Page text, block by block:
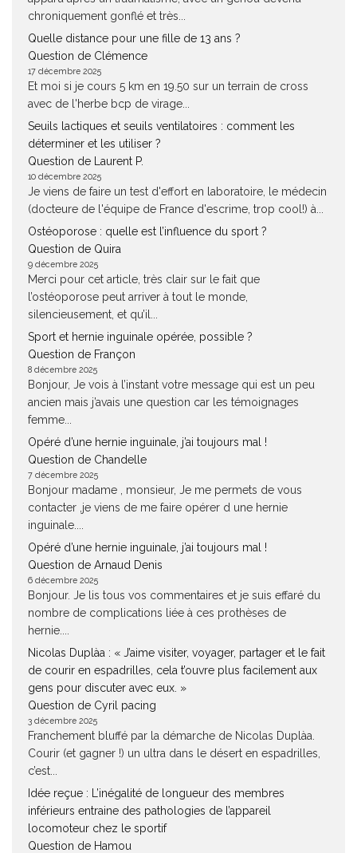
chroniquement gonflé et très...
Quelle distance pour une fille de 13 ans ?
Question de Clémence
17 décembre 2025
Et moi si je cours 5 km en 19.50 sur un terrain de cross
avec de l'herbe bcp de virage...
Seuils lactiques et seuils ventilatoires : comment les
déterminer et les utiliser ?
Question de Laurent P.
10 décembre 2025
Je viens de faire un test d'effort en laboratoire, le médecin
(docteure de l'équipe de France d'escrime, trop cool!) à...
Ostéoporose : quelle est l’influence du sport ?
Question de Quira
9 décembre 2025
Merci pour cet article, très clair sur le fait que
l’ostéoporose peut arriver à tout le monde,
silencieusement, et qu’il...
Sport et hernie inguinale opérée, possible ?
Question de Françon
8 décembre 2025
Bonjour, Je vois à l’instant votre message qui est un peu
ancien mais j’avais une question car les témoignages
femme...
Opéré d’une hernie inguinale, j’ai toujours mal !
Question de Chandelle
7 décembre 2025
Bonjour madame , monsieur, Je me permets de vous
contacter ,je viens de me faire opérer d une hernie
inguinale....
Opéré d’une hernie inguinale, j’ai toujours mal !
Question de Arnaud Denis
6 décembre 2025
Bonjour. Je lis tous vos commentaires et je suis effaré du
nombre de complications liée à ces prothèses de
hernie....
Nicolas Duplàa : « J’aime visiter, voyager, partager et le fait
de courir en espadrilles, cela t’ouvre plus facilement aux
gens pour discuter avec eux. »
Question de Cyril pacing
3 décembre 2025
Franchement bluffé par la démarche de Nicolas Duplàa.
Courir (et gagner !) un ultra dans le désert en espadrilles,
c’est...
Idée reçue : L’inégalité de longueur des membres
inférieurs entraine des pathologies de l’appareil
locomoteur chez le sportif
Question de Hamou